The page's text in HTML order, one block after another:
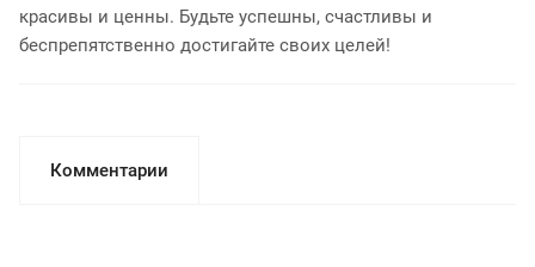
красивы и ценны. Будьте успешны, счастливы и
беспрепятственно достигайте своих целей!
Комментарии